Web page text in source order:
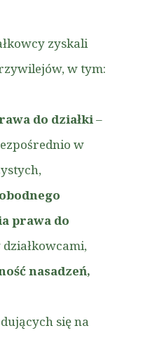
zyskali
w tym:
do działki–
w
prawa do
nasadzeń,
się na